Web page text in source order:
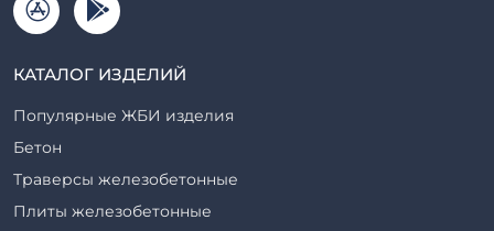
КАТАЛОГ ИЗДЕЛИЙ
Популярные ЖБИ изделия
Бетон
Траверсы железобетонные
Плиты железобетонные